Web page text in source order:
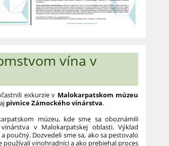
vína v
exkurzie v Malokarpatskom múzeu
pivnice Zámockého vinárstva.
múzeu, kde sme sa oboznámili
v Malokarpatskej oblasti. Výklad
poučný. Dozvedeli sme sa, ako sa pestovalo
vinohradníci a ako prebiehal proces